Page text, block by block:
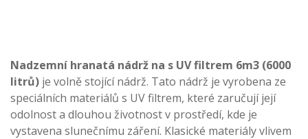
Nadzemní hranatá nádrž na s UV filtrem 6m3 (6000
litrů) je volně stojící nádrž. Tato nádrž je vyrobena ze
speciálních materiálů s UV filtrem, které zaručují její
odolnost a dlouhou životnost v prostředí, kde je
vystavena slunečnímu záření. Klasické materiály vlivem